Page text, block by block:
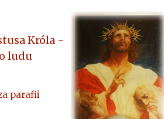
Króla -
ludu
parafii